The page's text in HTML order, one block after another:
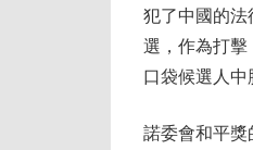
犯了中國的
選，作為打
口袋候選人中
諾委會和平獎